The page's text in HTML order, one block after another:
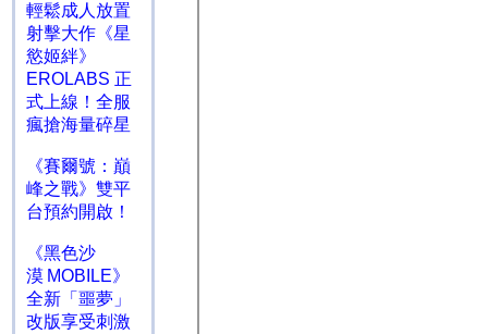
輕鬆成人放置
射擊大作《星
慾姬絆》
EROLABS 正
式上線！全服
瘋搶海量碎星
《賽爾號：巔
峰之戰》雙平
台預約開啟！
《黑色沙
漠 MOBILE》
全新「噩夢」
改版享受刺激